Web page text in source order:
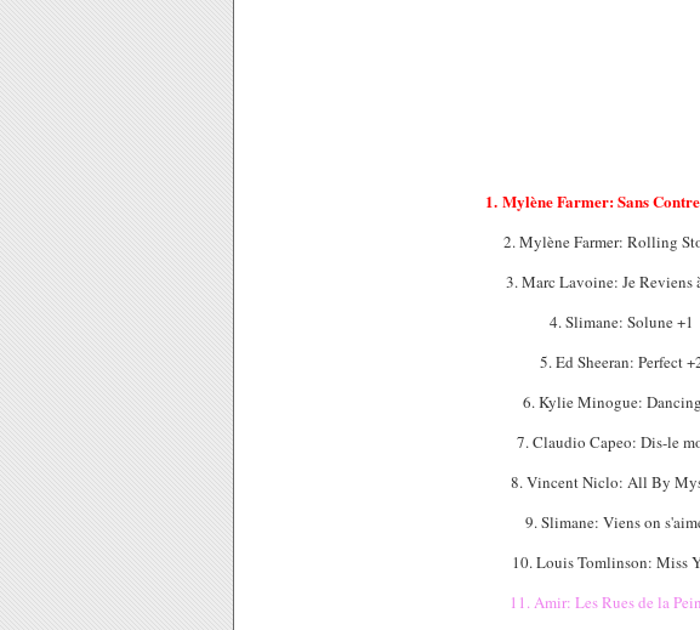
1. Mylène Farmer: Sans
2. Mylène Farmer: Rolling
3. Marc Lavoine: Je Reviens
4. Slimane: Solune +1
5. Ed Sheeran: Perfect
6. Kylie Minogue:
7. Claudio Capeo: Dis-le
8. Vincent Niclo: All By
9. Slimane: Viens on
10. Louis Tomlinson: Miss
11. Amir: Les Rues de la